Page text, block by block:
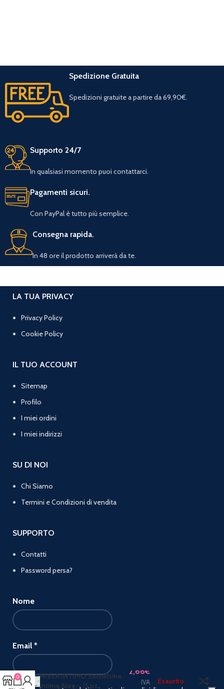
Spedizione Gratuita
Spedizioni gratuite a partire da 69,90€.
Supporto 24/7
In qualsiasi momento puoi contattarci.
Pagamenti sicuri.
Con PayPal è tutto più semplice.
Consegna rapida.
In 48 ore il prodotto arriverà da te.
LA TUA PRIVACY
Privacy Policy
Cookie Policy
IL TUO ACCOUNT
Sitemap
Profilo
I miei ordini
I miei indirizzi
SU DI NOI
Chi Siamo
Termini e Condizioni di vendita
SUPPORTO
Contatti
Password persa?
Nome
Email *
NIVEA INTIMO Salviettine
intime Aloe – 15 pz.
2,66€
IVA
Esaurito
0